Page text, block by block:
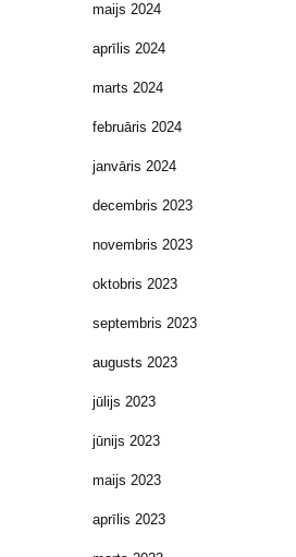
maijs 2024
aprīlis 2024
marts 2024
februāris 2024
janvāris 2024
decembris 2023
novembris 2023
oktobris 2023
septembris 2023
augusts 2023
jūlijs 2023
jūnijs 2023
maijs 2023
aprīlis 2023